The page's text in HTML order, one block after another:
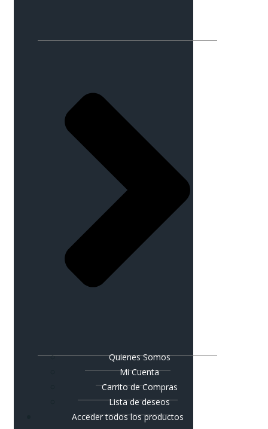
Quienes Somos
Mi Cuenta
Carrito de Compras
Lista de deseos
Acceder todos los productos